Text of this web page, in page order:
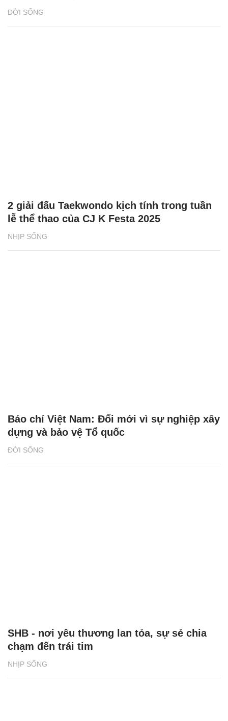
ĐỜI SỐNG
NHỊP SỐNG
2 giải đấu Taekwondo kịch tính trong tuần
lễ thể thao của CJ K Festa 2025
ĐỜI SỐNG
Báo chí Việt Nam: Đổi mới vì sự nghiệp xây
dựng và bảo vệ Tổ quốc
NHỊP SỐNG
SHB - nơi yêu thương lan tỏa, sự sẻ chia
chạm đến trái tim